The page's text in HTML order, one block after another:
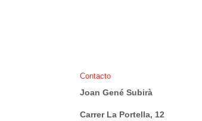
Contacto
Joan Gené Subirà
Carrer La Portella, 12